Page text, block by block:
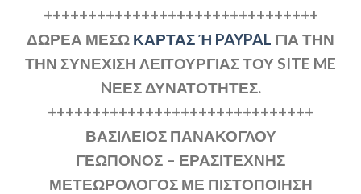
+++++++++++++++++++++++++++++++
ΔΩΡΕΑ ΜΕΣΩ ΚΑΡΤΑΣ Ή PAYPAL ΓΙΑ ΤΗΝ
ΤΗΝ ΣΥΝΕΧΙΣΗ ΛΕΙΤΟΥΡΓΙΑΣ ΤΟΥ SITE ME
NΕΕΣ ΔΥΝΑΤΟΤΗΤΕΣ.
++++++++++++++++++++++++++++++
ΒΑΣΙΛΕΙΟΣ ΠΑΝΑΚΟΓΛΟΥ
ΓΕΩΠΟΝΟΣ – ΕΡΑΣΙΤΕΧΝΗΣ
ΜΕΤΕΩΡΟΛΟΓΟΣ ΜΕ ΠΙΣΤΟΠΟΙΗΣΗ